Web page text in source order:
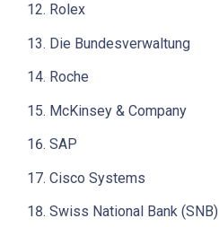
Rolex
Die Bundesverwaltung
Roche
McKinsey & Company
SAP
Cisco Systems
Swiss National Bank (SNB)